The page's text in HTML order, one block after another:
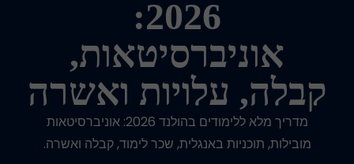
2026:
אוניברסיטאות,
קבלה, עלויות ואשרה
מדריך מלא ללימודים בהולנד 2026: אוניברסיטאות
מובילות, תוכניות באנגלית, שכר לימוד, קבלה ואשרה.